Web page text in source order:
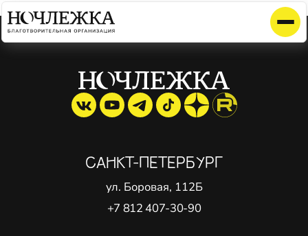
Элемент не найден!
САНКТ-ПЕТЕРБУРГ
ул. Боровая, 112Б
+7 812 407-30-90